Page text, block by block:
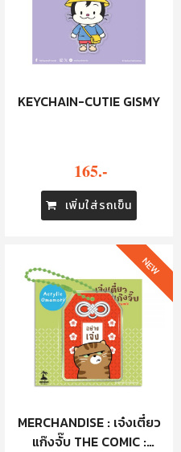
KEYCHAIN-CUTIE GISMY
165.-
เพิ่มใส่รถเข็น
MERCHANDISE : เจ๋งเตี๋ยว
แก๊งจั๊บ THE COMIC :
NEW